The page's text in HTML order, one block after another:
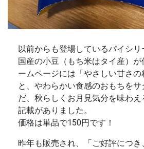
以前からも登場しているパイシリ
国産の小豆（もち米はタイ産）
ームページには「やさしい甘さの
と、やわらかい食感のおもちを
だ、秋らしくお月見気分を味わ
記載がありました。
価格は単品で150円です！
昨年も販売され、「ご好評につ